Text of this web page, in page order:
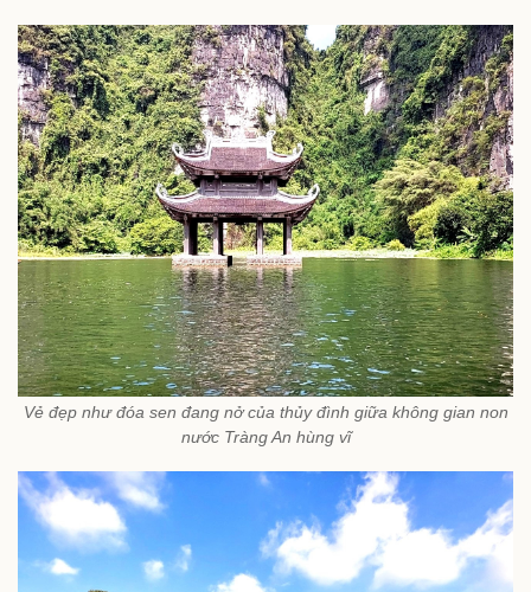
Vẻ đẹp như đóa sen đang nở của thủy đình giữa không gian non
nước Tràng An hùng vĩ